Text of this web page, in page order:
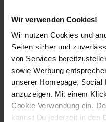
Wir verwenden Cookies!
Wir nutzen Cookies und
Seiten sicher und
von Services
sowie Werbung
unserer Homepage, Social
anzuzeigen. Mit einem
Cookie Verwendung ein.
kannst Du jederzeit in den
PAYBACK
Payback Punkte